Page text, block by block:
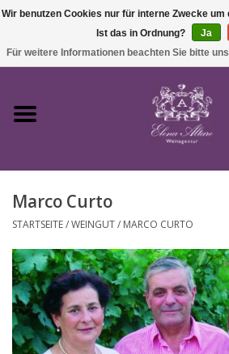
Startseite
Süßwein & Sekt
Präsente
Feinkost
SALE
Marco Curto
STARTSEITE/WEINGUT/ MARCO CURTO
Wir benutzen Cookies nur für interne Zwecke
Ist das in Ordnung?
Ja
Für weitere Informationen beachten Sie bitte